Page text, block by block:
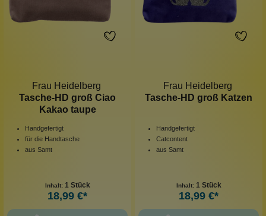
Frau Heidelberg
Tasche-HD groß Ciao
Kakao taupe
Handgefertigt
für die Handtasche
aus Samt
Inhalt: 1 Stück
18,99 €*
Frau Heidelberg
Tasche-HD groß Katzen
Handgefertigt
Catcontent
aus Samt
Inhalt: 1 Stück
18,99 €*